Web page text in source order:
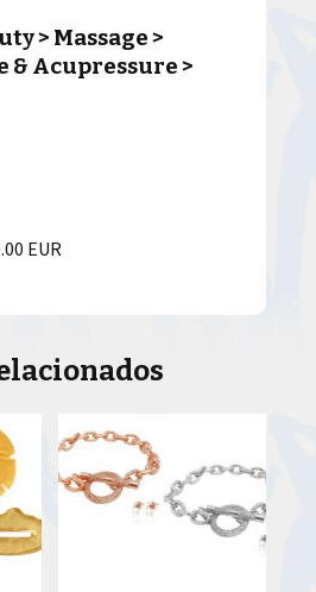
> Massage >
Acupressure >
EUR